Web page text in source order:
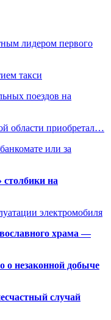
лидером первого
такси
поездов на
области приобретал…
или за
столбики на
электромобиля
храма —
о незаконной добыче
случай